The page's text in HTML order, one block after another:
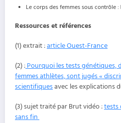
Le corps des femmes sous contrôle :
Ressources et références
(1) extrait :article Ouest-France
(2) : Pourquoi les tests génétiques,
femmes athlètes, sont jugés «
scientifiquesavec les explications
(3) sujet traité par Brut vidéo :tests
sans fin